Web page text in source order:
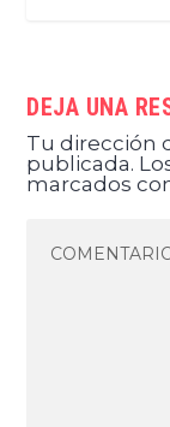
DEJA UNA
Tu dirección
publicada.
marcados